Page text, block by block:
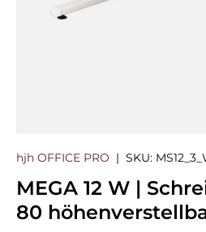
hjh OFFICE PRO | SKU:
MEGA 12 W |
80